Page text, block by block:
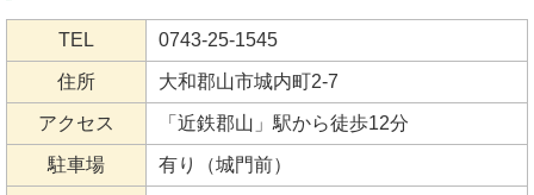
TEL 0743-25-1545
住所 大和郡山市城内町2-7
アクセス 「近鉄郡山」駅から徒歩12分
駐車場 有り（城門前）